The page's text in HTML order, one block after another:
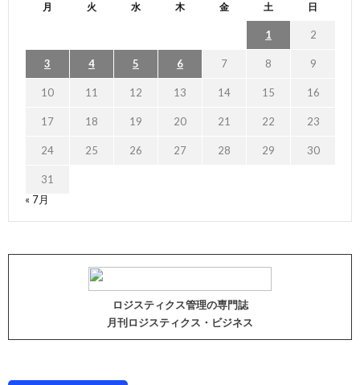
月 火 水 木 金 土 日
1 2
3 4 5 6 7 8 9
10 11 12 13 14 15 16
17 18 19 20 21 22 23
24 25 26 27 28 29 30
31
« 7月
ロジスティクス管理の専門誌
月刊ロジスティクス・ビジネス